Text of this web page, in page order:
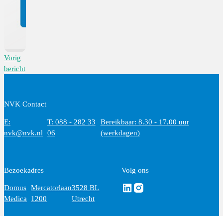
Vorig
bericht
NVK Contact
E:
nvk@nvk.nl
T: 088 - 282 33
06
Bereikbaar: 8.30 - 17.00 uur
(werkdagen)
Bezoekadres
Domus
Medica
Mercatorlaan
1200
3528 BL
Utrecht
Volg ons
Volg ons via Linkedin
Volg ons via Instagram